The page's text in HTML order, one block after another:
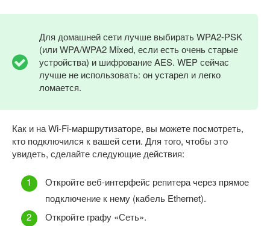
Для домашней сети лучше выбирать WPA2-PSK
(или WPA/WPA2 Mixed, если есть очень старые
устройства) и шифрование AES. WEP сейчас
лучше не использовать: он устарел и легко
ломается.
Как и на Wi-Fi-маршрутизаторе, вы можете посмотреть,
кто подключился к вашей сети. Для того, чтобы это
увидеть, сделайте следующие действия:
Откройте веб-интерфейс репитера через прямое
подключение к нему (кабель Ethernet).
Откройте графу «Сеть».